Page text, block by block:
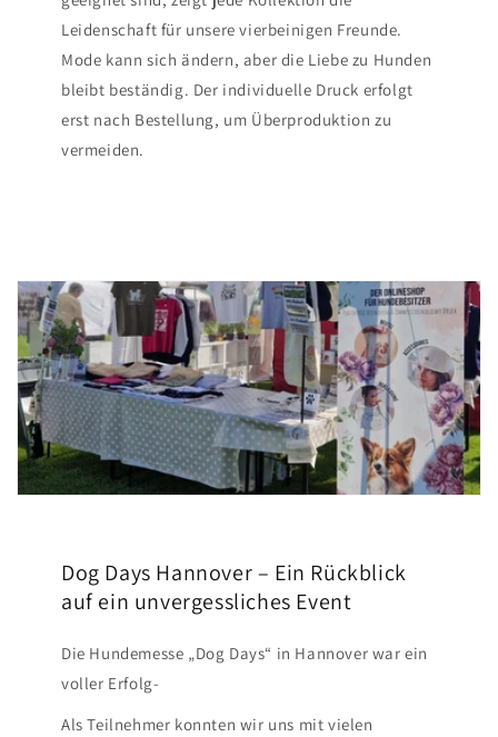
Leidenschaft für unsere vierbeinigen Freunde.
Mode kann sich ändern, aber die Liebe zu Hunden
bleibt beständig. Der individuelle Druck erfolgt
erst nach Bestellung, um Überproduktion zu
vermeiden.
Dog Days Hannover – Ein Rückblick
auf ein unvergessliches Event
Die Hundemesse „Dog Days“ in Hannover war ein
voller Erfolg-
Als Teilnehmer konnten wir uns mit vielen